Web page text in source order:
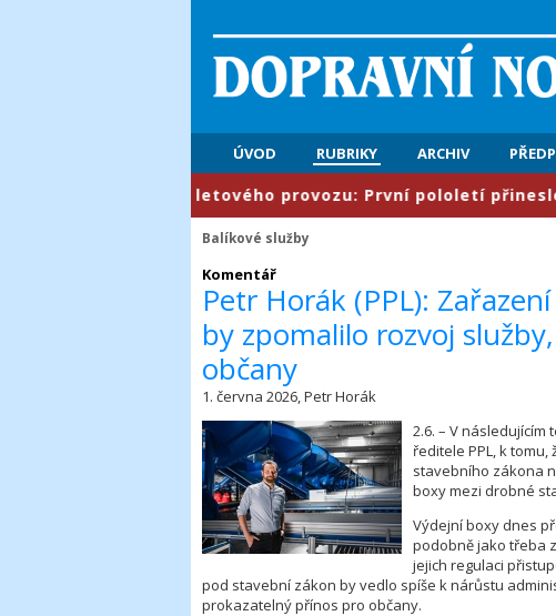
ÚVOD RUBRIKY ARCHIV
​Řízení letového provozu: První pololetí přineslo na
Balíkové služby
​Komentář
Petr Horák (PPL):
by zpomalilo rozvoj
občany
1. června 2026, Petr Horák
2.6. – V
ředitele PPL, k
stavebního zákona
boxy mezi drobné
Výdejní boxy dnes
podobně jako třeba
jejich regulaci
pod stavební zákon by vedlo spíše k nárůstu
prokazatelný přínos pro občany.